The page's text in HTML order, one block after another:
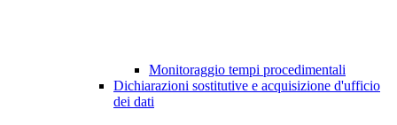
Monitoraggio tempi procedimentali
Dichiarazioni sostitutive e acquisizione d'ufficio
dei dati